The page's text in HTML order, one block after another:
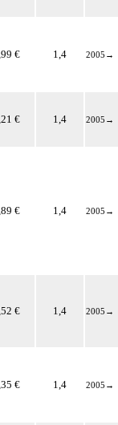
€ 1,4 2005 →
€ 1,4 2005 →
€ 1,4 2005 →
€ 1,4 2005 →
€ 1,4 2005 →